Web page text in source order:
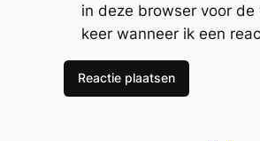
in deze browser voor de
keer wanneer ik een